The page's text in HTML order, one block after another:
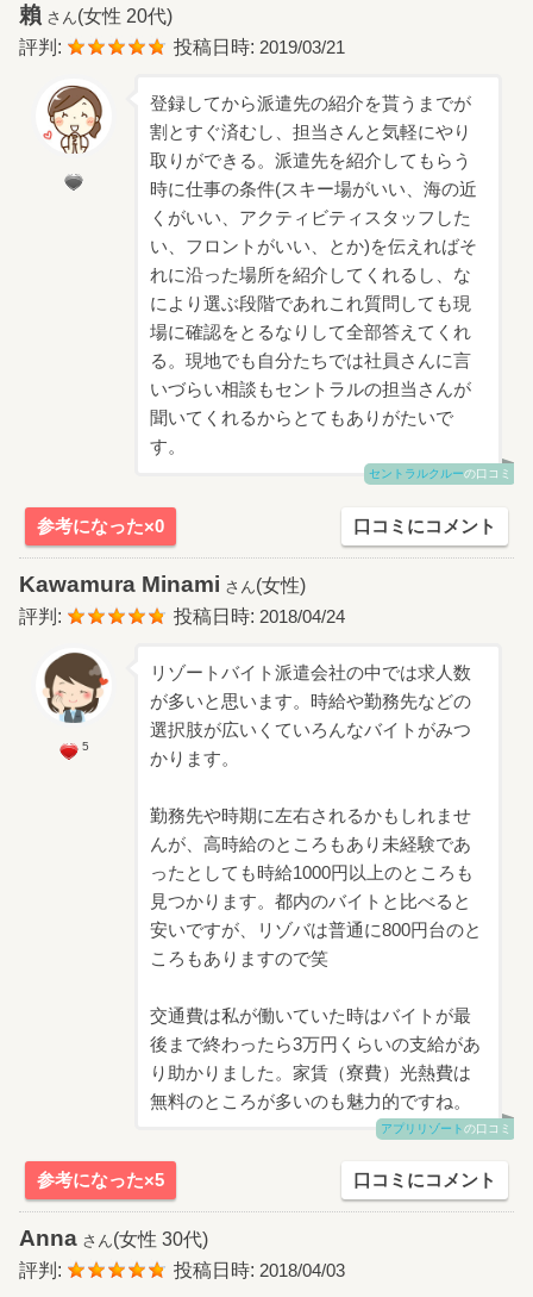
賴 さん(女性 20代)
評判:
投稿日時: 2019/03/21
登録してから派遣先の紹介を貰うまでが
割とすぐ済むし、担当さんと気軽にやり
取りができる。派遣先を紹介してもらう
時に仕事の条件(スキー場がいい、海の近
くがいい、アクティビティスタッフした
い、フロントがいい、とか)を伝えればそ
れに沿った場所を紹介してくれるし、な
により選ぶ段階であれこれ質問しても現
場に確認をとるなりして全部答えてくれ
る。現地でも自分たちでは社員さんに言
いづらい相談もセントラルの担当さんが
聞いてくれるからとてもありがたいで
す。
セントラルクルーの口コミ
参考になった×0 口コミにコメント
Kawamura Minami さん(女性)
評判:
投稿日時: 2018/04/24
5
リゾートバイト派遣会社の中では求人数
が多いと思います。時給や勤務先などの
選択肢が広いくていろんなバイトがみつ
かります。
勤務先や時期に左右されるかもしれませ
んが、高時給のところもあり未経験であ
ったとしても時給1000円以上のところも
見つかります。都内のバイトと比べると
安いですが、リゾバは普通に800円台のと
ころもありますので笑
交通費は私が働いていた時はバイトが最
後まで終わったら3万円くらいの支給があ
り助かりました。家賃（寮費）光熱費は
無料のところが多いのも魅力的ですね。
アプリリゾートの口コミ
参考になった×5 口コミにコメント
Anna さん(女性 30代)
評判:
投稿日時: 2018/04/03